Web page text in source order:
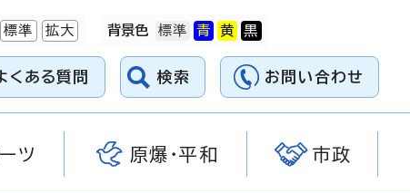
標準 拡大 背景色
くある質問 検索 お問い合わせ
ツ 原爆・平和 市政